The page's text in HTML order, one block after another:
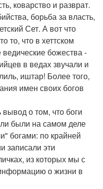
коварство и разврат.
борьба за власть,
Сет. А вот что
то, что в хеттском
божества -
в ведах звучали и
иштар! Более того,
имен своих богов
о том, что боги
были на самом деле
богами: по крайней
эти
из которых мы с
о жизни в